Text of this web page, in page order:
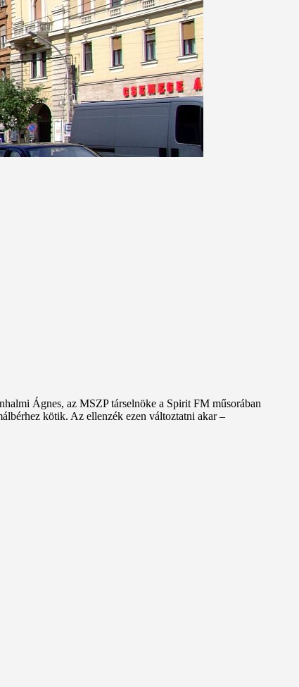
Ágnes, az MSZP társelnöke a Spirit FM műsorában
kötik. Az ellenzék ezen változtatni akar –